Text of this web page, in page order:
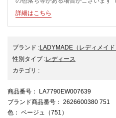
詳細はこちら
ブランド :LADYMADE （レディメイド
性別タイプ:レディース
カテゴリ :
商品番号 ： LA7790EW007639
ブランド商品番号 ： 2626600380 751
色 ： ベージュ（751）